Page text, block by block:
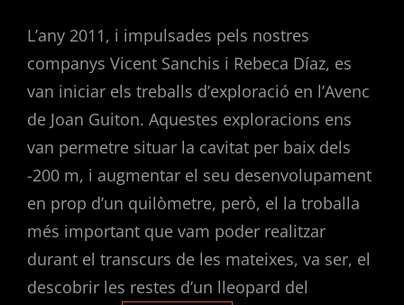
L’any 2011, i impulsades pels nostres
companys Vicent Sanchis i Rebeca Díaz, es
van iniciar els treballs d’exploració en l’Avenc
de Joan Guiton. Aquestes exploracions ens
van permetre situar la cavitat per baix dels
-200 m, i augmentar el seu desenvolupament
en prop d’un quilòmetre, però, el la troballa
més important que vam poder realitzar
durant el transcurs de les mateixes, va ser, el
descobrir les restes d’un lleopard del